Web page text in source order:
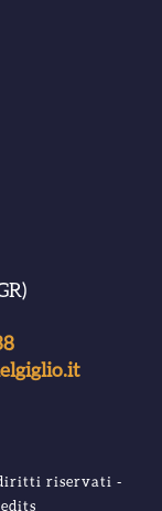
riservati -